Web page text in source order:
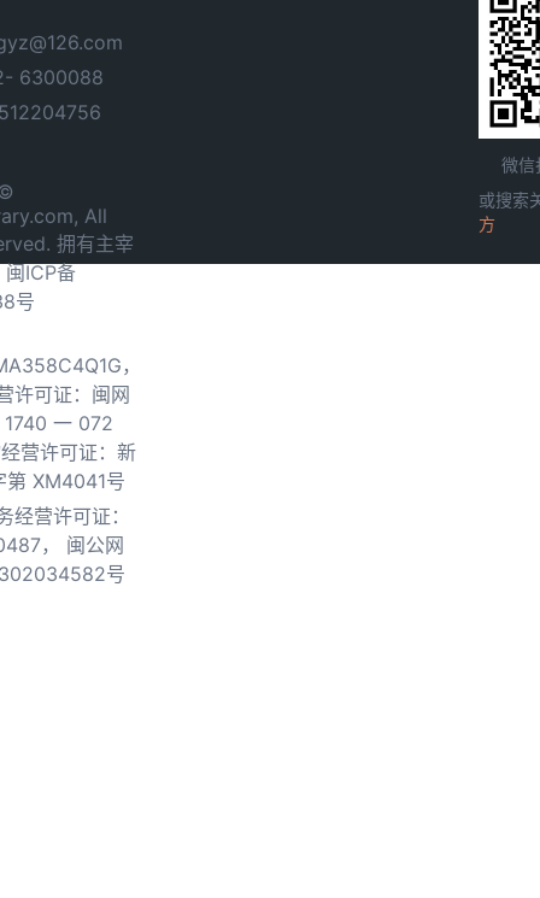
6300088
All
拥有主宰
闽ICP备
号
，
许可证：闽网
一 072
营许可证：新
第 XM4041号
经营许可证：
，
闽公网
号
微信
或搜索
方